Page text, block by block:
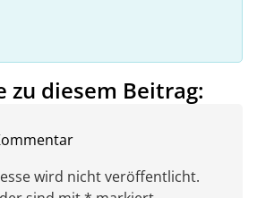
zu diesem Beitrag:
wird nicht veröffentlicht.